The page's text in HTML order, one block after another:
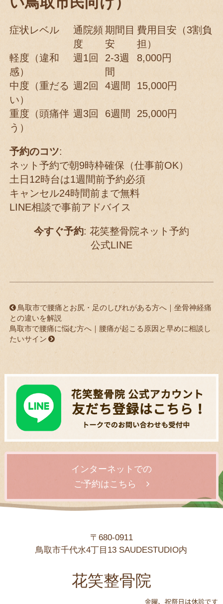
症状レベル
通院頻
度
期間目
安
費用目安（3割負
担）
軽度（違和
感）
週1回
2-3週
間
8,000円
中度（重だる
い）
週2回 4週間 15,000円
重度（頭痛伴
う）
週3回 6週間 25,000円
予約のコツ:
ネット予約で朝9時枠確保（仕事前OK）
土日12時台は1週間前予約必須
キャンセル24時間前まで無料
LINE相談で事前アドバイス
今すぐ予約: 花笑整骨院ネット予約
公式LINE
鳥取市で腰痛とお尻・足のしびれがある方へ｜坐骨神経痛
との違いを解説
鳥取市で腰痛に悩む方へ｜腰痛が起こる原因と早めに相談し
たいサイン
インターネットでの
ご予約はこちら
〒680-0911
鳥取市千代水4丁目13 SAUDESTUDIO内
花笑整骨院